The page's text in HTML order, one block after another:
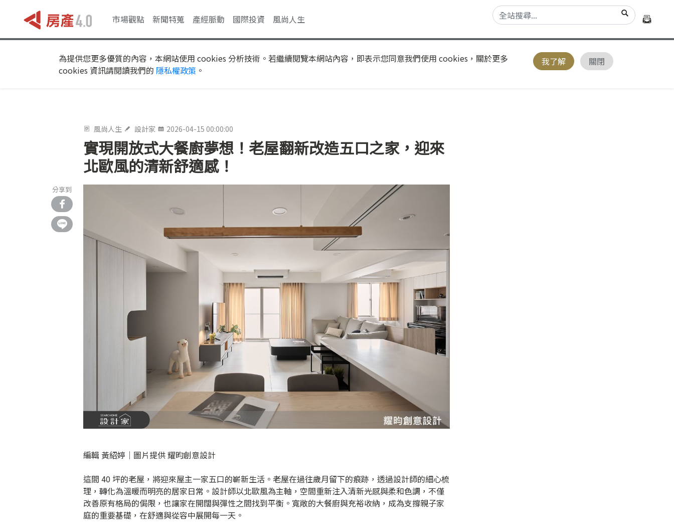
市場觀點 新聞特蒐 產經脈動 國際投資 風尚人生
為提供您更多優質的內容，本網站使用 cookies 分析技術。若繼續閱覽本網站內容，即表示您同意我們使用 cookies，關於更多
cookies 資訊請閱讀我們的 隱私權政策 。
我了解 關閉
風尚人生 設計家 2026-04-15 00:00:00
實現開放式大餐廚夢想！老屋翻新改造五口之家，迎來
北歐風的清新舒適感！
分享到
編輯 黃紹婷｜圖片提供 耀昀創意設計
這間 40 坪的老屋，將迎來屋主一家五口的嶄新生活。老屋在過往歲月留下的痕跡，透過設計師的細心梳
理，轉化為溫暖而明亮的居家日常。設計師以北歐風為主軸，空間重新注入清新光感與柔和色調，不僅
改善原有格局的侷限，也讓家在開闊與彈性之間找到平衡。寬敞的大餐廚與充裕收納，成為支撐親子家
庭的重要基礎，在舒適與從容中展開每一天。